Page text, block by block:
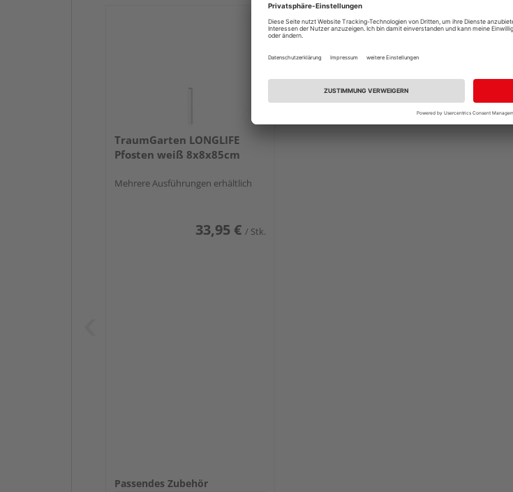
TraumGarten LONGLIFE
Pfosten weiß 8x8x85cm
Mehrere Ausführungen erhältlich
33,95 € / Stk.
Passendes Zubehör